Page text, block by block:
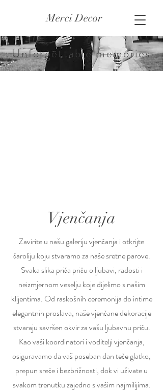
Merci Decor
Unforgettable memories
Vjenčanja
Zavirite u našu galeriju vjenčanja i otkrijte
čaroliju koju stvaramo za naše sretne parove.
Svaka slika priča priču o ljubavi, radosti i
neizmjernom veselju koje dijelimo s našim
klijentima. Od raskošnih ceremonija do intime
elegantnih proslava, naše vjenčane dekoracije
stvaraju savršen okvir za vašu ljubavnu priču.
Kao vaši koordinatori i voditelji vjenčanja,
osiguravamo da vaš poseban dan teče glatko,
prepun sreće i bezbrižnosti, dok vi uživate u
svakom trenutku zajedno s vašim najmilijima.